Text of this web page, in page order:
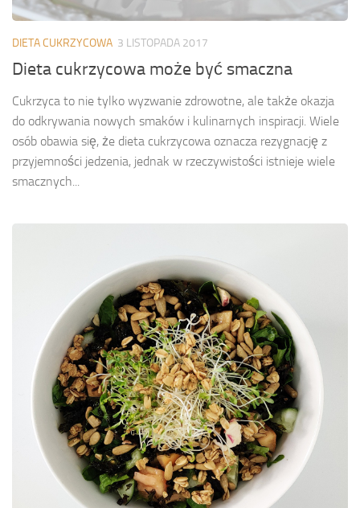
DIETA CUKRZYCOWA 3 LISTOPADA 2017
Dieta cukrzycowa może być smaczna
Cukrzyca to nie tylko wyzwanie zdrowotne, ale także okazja
do odkrywania nowych smaków i kulinarnych inspiracji. Wiele
osób obawia się, że dieta cukrzycowa oznacza rezygnację z
przyjemności jedzenia, jednak w rzeczywistości istnieje wiele
smacznych...